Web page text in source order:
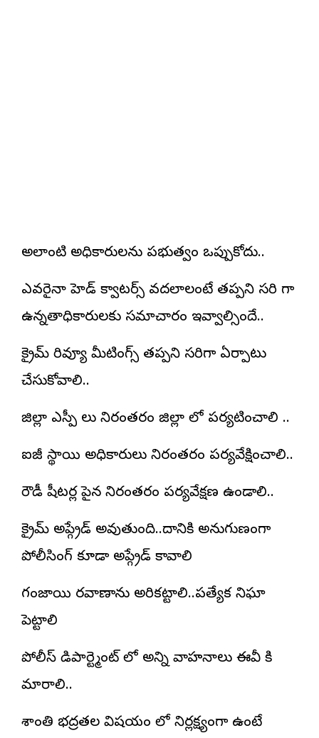
అలాంటి అధికారులను ప్రభుత్వం ఒప్పుకోదు..
ఎవరైనా హెడ్ క్వాటర్స్ వదలాలంటే తప్పని సరి గా
ఉన్నతాధికారులకు సమాచారం ఇవ్వాల్సిందే..
క్రైమ్ రివ్యూ మీటింగ్స్ తప్పని సరిగా ఏర్పాటు
చేసుకోవాలి..
జిల్లా ఎస్పీ లు నిరంతరం జిల్లా లో పర్యటించాలి ..
ఐజీ స్థాయి అధికారులు నిరంతరం పర్యవేక్షించాలి..
రౌడీ షీటర్ల పైన నిరంతరం పర్యవేక్షణ ఉండాలి..
క్రైమ్ అప్గ్రేడ్ అవుతుంది..దానికి అనుగుణంగా
పోలీసింగ్ కూడా అప్గ్రేడ్ కావాలి
గంజాయి రవాణాను అరికట్టాలి..ప్రత్యేక నిఘా
పెట్టాలి
పోలీస్ డిపార్ట్మెంట్ లో అన్ని వాహనాలు ఈవీ కి
మారాలి..
శాంతి భద్రతల విషయం లో నిర్లక్ష్యంగా ఉంటే